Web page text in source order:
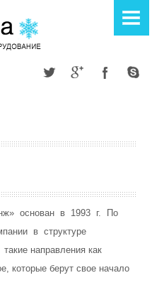
основан в 1993 г. По
в структуре
направления как
которые берут свое начало